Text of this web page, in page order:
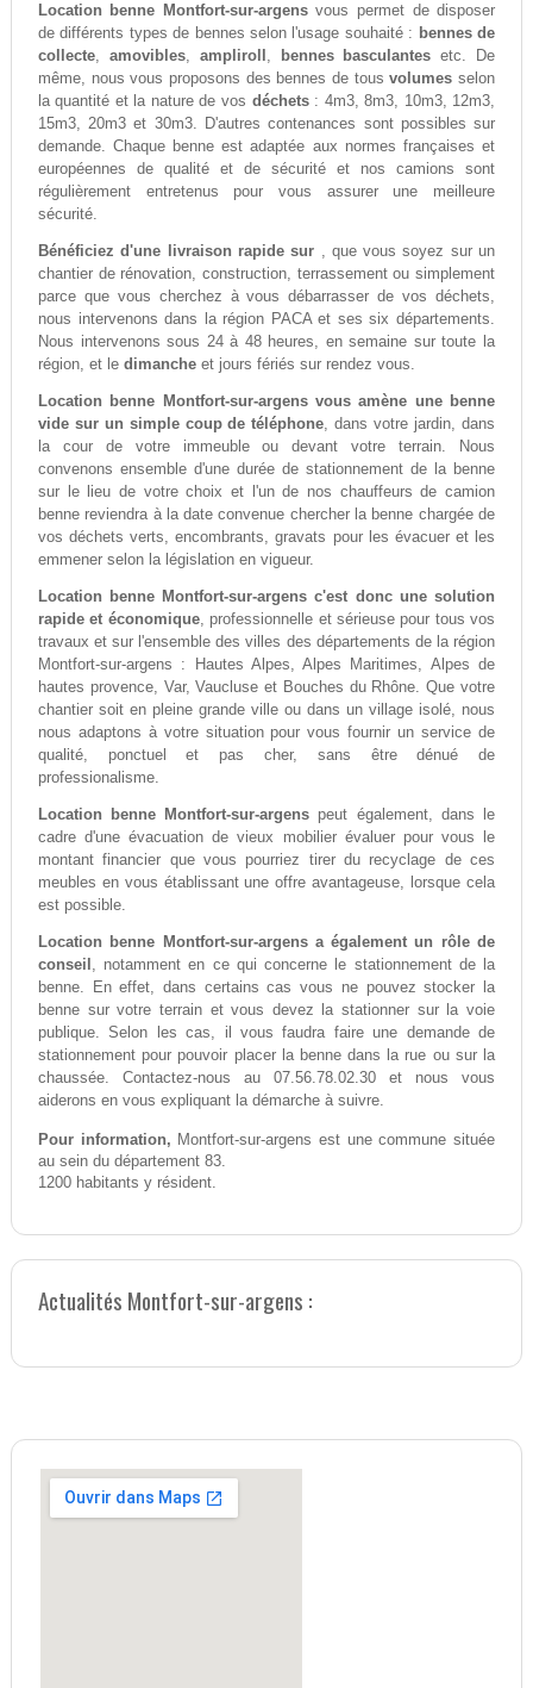
Location benne Montfort-sur-argensvous permet de disposer
de différents types de bennes selon l'usage souhaité : bennes de
collecte, amovibles, ampliroll , bennes basculantes etc. De
même, nous vous proposons des bennes de tousvolumes selon
la quantité et la nature de vos déchets: 4m3, 8m3, 10m3, 12m3,
15m3, 20m3 et 30m3. D'autres contenances sont possibles sur
demande. Chaque benne est adaptée aux normes françaises et
européennes de qualité et de sécurité et nos camions sont
régulièrement entretenus pour vous assurer une meilleure
sécurité.
Bénéficiez d'une livraison rapide sur , que vous soyez sur un
chantier de rénovation, construction, terrassement ou simplement
parce que vous cherchez à vous débarrasser de vos déchets,
nous intervenons dans la région PACA et ses six départements.
Nous intervenons sous 24 à 48 heures, en semaine sur toute la
région, et le dimancheet jours fériés sur rendez vous.
Location benne Montfort-sur-argens vous amène une benne
vide sur un simple coup de téléphone, dans votre jardin, dans
la cour de votre immeuble ou devant votre terrain. Nous
convenons ensemble d'une durée de stationnement de la benne
sur le lieu de votre choix et l'un de nos chauffeurs de camion
benne reviendra à la date convenue chercher la benne chargée de
vos déchets verts, encombrants, gravats pour les évacuer et les
emmener selon la législation en vigueur.
Location benne Montfort-sur-argens c'est donc une solution
rapide et économique, professionnelle et sérieuse pour tous vos
travaux et sur l'ensemble des villes des départements de la région
Montfort-sur-argens : Hautes Alpes, Alpes Maritimes, Alpes de
hautes provence, Var, Vaucluse et Bouches du Rhône. Que votre
chantier soit en pleine grande ville ou dans un village isolé, nous
nous adaptons à votre situation pour vous fournir un service de
qualité, ponctuel et pas cher, sans être dénué de
professionalisme.
Location benne Montfort-sur-argens peut également, dans le
cadre d'une évacuation de vieux mobilier évaluer pour vous le
montant financier que vous pourriez tirer du recyclage de ces
meubles en vous établissant une offre avantageuse, lorsque cela
est possible.
Location benne Montfort-sur-argens a également un rôle de
conseil , notamment en ce qui concerne le stationnement de la
benne. En effet, dans certains cas vous ne pouvez stocker la
benne sur votre terrain et vous devez la stationner sur la voie
publique. Selon les cas, il vous faudra faire une demande de
stationnement pour pouvoir placer la benne dans la rue ou sur la
chaussée. Contactez-nous au 07.56.78.02.30 et nous vous
aiderons en vous expliquant la démarche à suivre.
Pour information, Montfort-sur-argens est une commune située
au sein du département 83.
1200 habitants y résident.
Actualités Montfort-sur-argens :